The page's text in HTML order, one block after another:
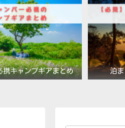
携キャンプギアまとめ 泊